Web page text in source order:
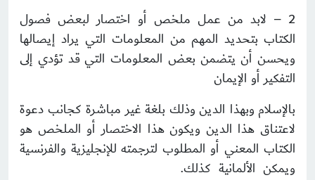
2 – لابد من عمل ملخص أو اختصار لبعض فصول
الكتاب بتحديد المهم من المعلومات التي يراد إيصالها
ويحسن أن يتضمن بعض المعلومات التي قد تؤدي إلى
التفكير أو الإيمان
بالإسلام وبهذا الدين وذلك بلغة غير مباشرة كجانب دعوة
لاعتناق هذا الدين ويكون هذا الاختصار أو الملخص هو
الكتاب المعني أو المطلوب لترجمته للإنجليزية والفرنسية
ويمكن الألمانية كذلك.